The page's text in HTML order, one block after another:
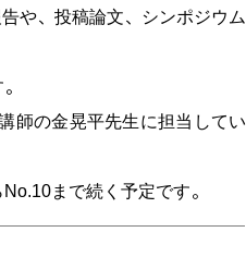
や、投稿論文、シンポジウム
師の金晃平先生に担当してい
まで続く予定です。